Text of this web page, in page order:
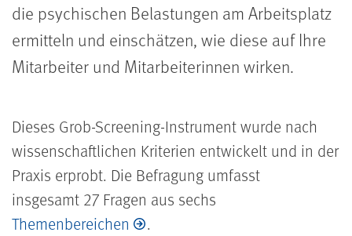
die psychischen Belastungen am Arbeitsplatz
ermitteln und einschätzen, wie diese auf Ihre
Mitarbeiter und Mitarbeiterinnen wirken.
Dieses Grob-Screening-Instrument wurde nach
wissenschaftlichen Kriterien entwickelt und in der
Praxis erprobt. Die Befragung umfasst
insgesamt 27 Fragen aus sechs
Themenbereichen
.